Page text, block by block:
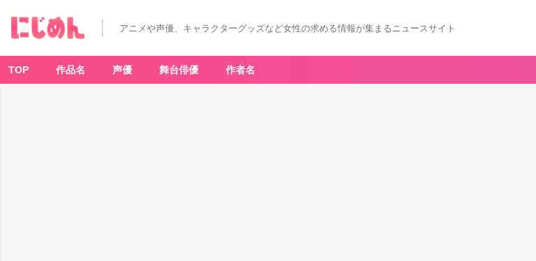
アニメや声優、キャラクターグッズなど女性の求める情報が集まるニュースサイト
TOP 作品名 声優 舞台俳優 作者名